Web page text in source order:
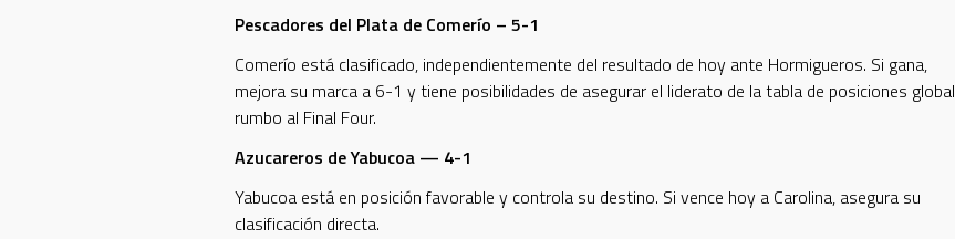
Pescadores del Plata de Comerío – 5-1
Comerío está clasificado, independientemente del resultado de hoy ante Hormigueros. Si gana,
mejora su marca a 6-1 y tiene posibilidades de asegurar el liderato de la tabla de posiciones global
rumbo al Final Four.
Azucareros de Yabucoa — 4-1
Yabucoa está en posición favorable y controla su destino. Si vence hoy a Carolina, asegura su
clasificación directa.